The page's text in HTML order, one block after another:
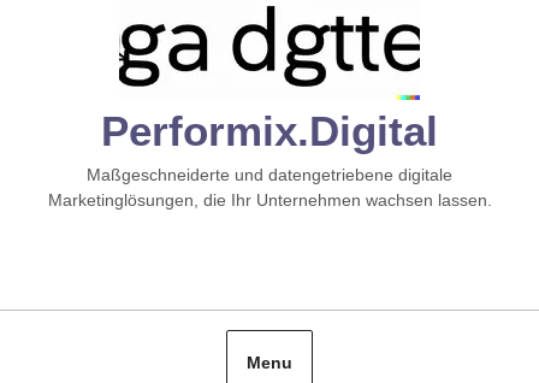
Performix.digital
Maßgeschneiderte und datengetriebene digitale
Marketinglösungen, die Ihr Unternehmen wachsen lassen.
Menu